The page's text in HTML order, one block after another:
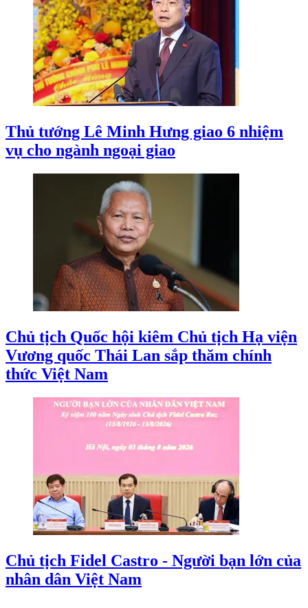
Thủ tướng Lê Minh Hưng giao 6 nhiệm
vụ cho ngành ngoại giao
Chủ tịch Quốc hội kiêm Chủ tịch Hạ viện
Vương quốc Thái Lan sắp thăm chính
thức Việt Nam
Chủ tịch Fidel Castro - Người bạn lớn của
nhân dân Việt Nam